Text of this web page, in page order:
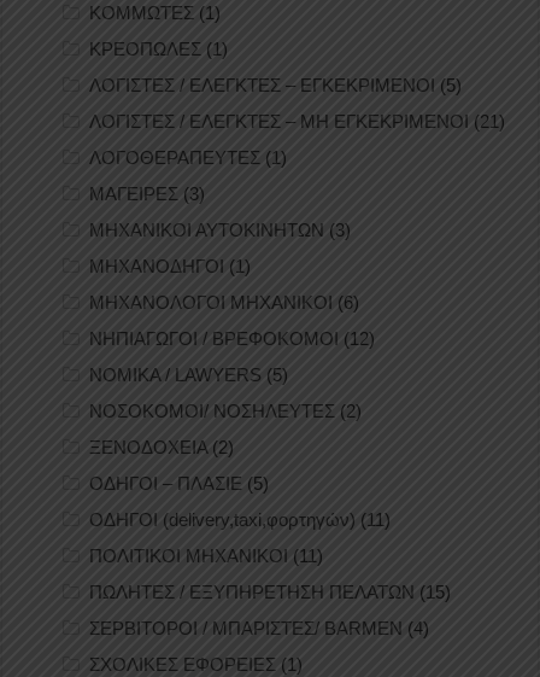
ΚΟΜΜΩΤΕΣ (1)
ΚΡΕΟΠΩΛΕΣ (1)
ΛΟΓΙΣΤΕΣ / ΕΛΕΓΚΤΕΣ – ΕΓΚΕΚΡΙΜΕΝΟΙ (5)
ΛΟΓΙΣΤΕΣ / ΕΛΕΓΚΤΕΣ – ΜΗ ΕΓΚΕΚΡΙΜΕΝΟΙ (21)
ΛΟΓΟΘΕΡΑΠΕΥΤΕΣ (1)
ΜΑΓΕΙΡΕΣ (3)
ΜΗΧΑΝΙΚΟΙ ΑΥΤΟΚΙΝΗΤΩΝ (3)
ΜΗΧΑΝΟΔΗΓΟΙ (1)
ΜΗΧΑΝΟΛΟΓΟΙ ΜΗΧΑΝΙΚΟΙ (6)
ΝΗΠΙΑΓΩΓΟΙ / ΒΡΕΦΟΚΟΜΟΙ (12)
ΝΟΜΙΚΑ / LAWYERS (5)
ΝΟΣΟΚΟΜΟΙ/ ΝΟΣΗΛΕΥΤΕΣ (2)
ΞΕΝΟΔΟΧΕΙΑ(2)
ΟΔΗΓΟΙ – ΠΛΑΣΙΕ (5)
ΟΔΗΓΟΙ (delivery,taxi,φορτηγών) (11)
ΠΟΛΙΤΙΚΟΙ ΜΗΧΑΝΙΚΟΙ (11)
ΠΩΛΗΤΕΣ / ΕΞΥΠΗΡΕΤΗΣΗ ΠΕΛΑΤΩΝ (15)
ΣΕΡΒΙΤΟΡΟΙ / ΜΠΑΡΙΣΤΕΣ/ BARMEN (4)
ΣΧΟΛΙΚΕΣ ΕΦΟΡΕΙΕΣ (1)